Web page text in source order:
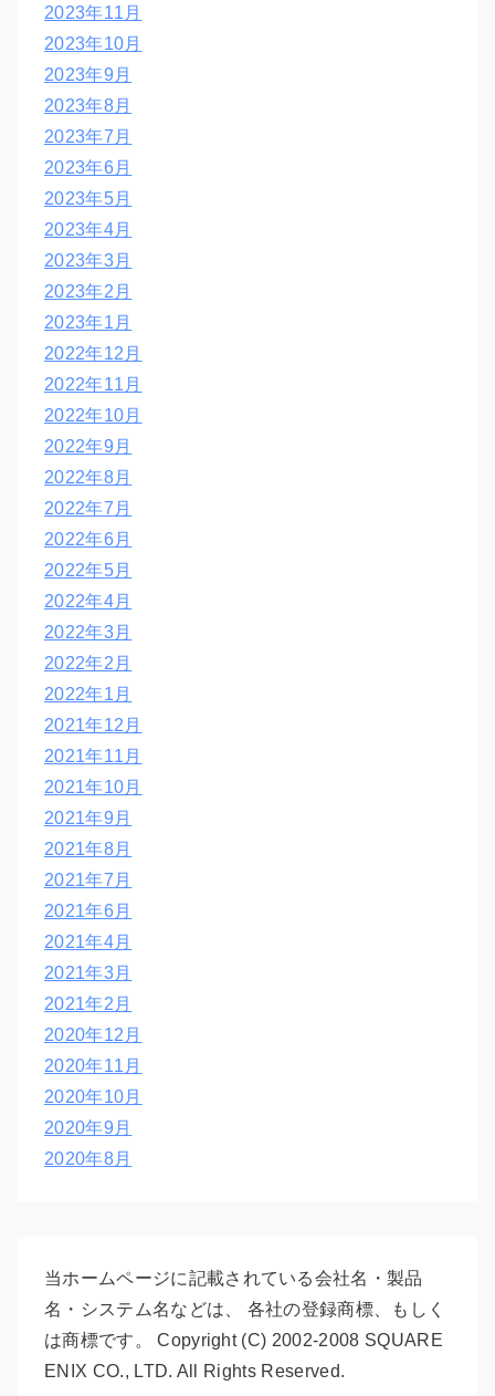
2023年11月
2023年10月
2023年9月
2023年8月
2023年7月
2023年6月
2023年5月
2023年4月
2023年3月
2023年2月
2023年1月
2022年12月
2022年11月
2022年10月
2022年9月
2022年8月
2022年7月
2022年6月
2022年5月
2022年4月
2022年3月
2022年2月
2022年1月
2021年12月
2021年11月
2021年10月
2021年9月
2021年8月
2021年7月
2021年6月
2021年4月
2021年3月
2021年2月
2020年12月
2020年11月
2020年10月
2020年9月
2020年8月
当ホームページに記載されている会社名・製品
名・システム名などは、 各社の登録商標、もしく
は商標です。 Copyright (C) 2002-2008 SQUARE
ENIX CO., LTD. All Rights Reserved.